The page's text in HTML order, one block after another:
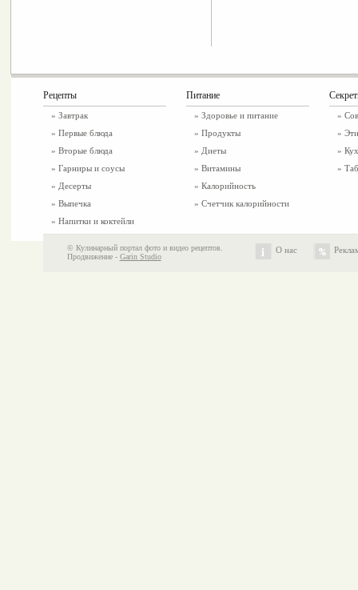
Рецепты
» Завтрак
» Первые блюда
» Вторые блюда
» Гарниры и соусы
» Десерты
» Выпечка
» Напитки и коктейли
Питание
» Здоровье и питание
» Продукты
» Диеты
» Витамины
» Калорийность
» Счетчик калорийности
»
»
»
»
© Кулинарный портал фото и видео рецептов.
Продвижение - Garin Studio
О нас